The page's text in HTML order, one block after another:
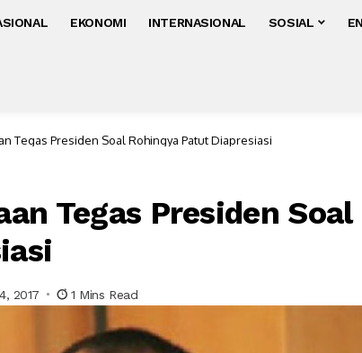
EKONOMI INTERNASIONAL SOSIAL
Tegas Presiden Soal Rohingya Patut Diapresiasi
Tegas Presiden
2017 1 Mins Read